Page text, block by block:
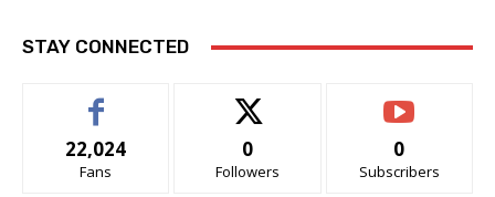
STAY CONNECTED
22,024
Fans
0
Followers
0
Subscribers